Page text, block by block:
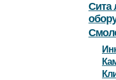
Сита